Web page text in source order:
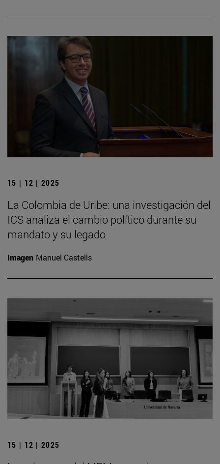
15 | 12 | 2025
La Colombia de Uribe: una investigación del
ICS analiza el cambio político durante su
mandato y su legado
Imagen Manuel Castells
15 | 12 | 2025